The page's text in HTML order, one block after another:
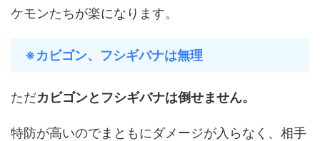
ケモンたちが楽になります。
※カビゴン、フシギバナは無理
ただカビゴンとフシギバナは倒せません。
特防が高いのでまともにダメージが入らなく、相手